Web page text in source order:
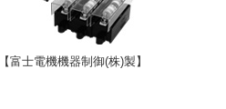
【富士電機機器制御(株)製】